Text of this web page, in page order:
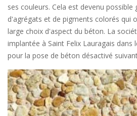
ses couleurs. Cela est devenu possible
d'agrégats et de pigments colorés qui
large choix d'aspect du béton. La
implantée à Saint Felix Lauragais dans
pour la pose de béton désactivé